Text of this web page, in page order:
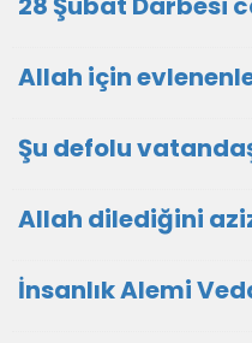
Allah için
Şu defolu
Allah dilediğini
İnsanlık Alemi